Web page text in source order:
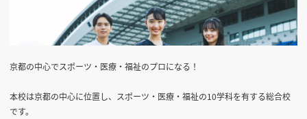
京都の中心でスポーツ・医療・福祉のプロになる！
本校は京都の中心に位置し、スポーツ・医療・福祉の10学科を有する総合校
です。